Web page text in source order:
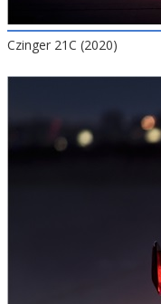
Czinger 21C (2020)